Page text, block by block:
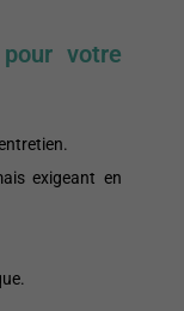
votre
exigeant en